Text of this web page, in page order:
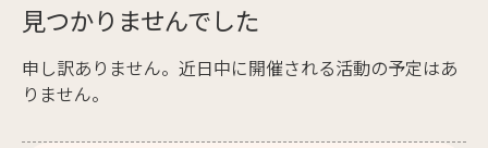
見つかりませんでした
申し訳ありません。近日中に開催される活動の予定はあ
りません。